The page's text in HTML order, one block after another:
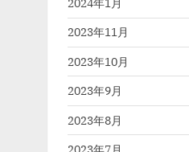
2023年11月
2023年10月
2023年9月
2023年8月